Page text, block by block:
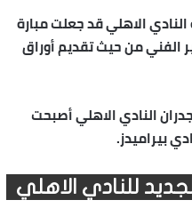
الاهلي قد جعلت مبارة
الفني من حيث تقديم أوراق
النادي الاهلي أصبحت
بيراميدز.
للنادي الاهلي